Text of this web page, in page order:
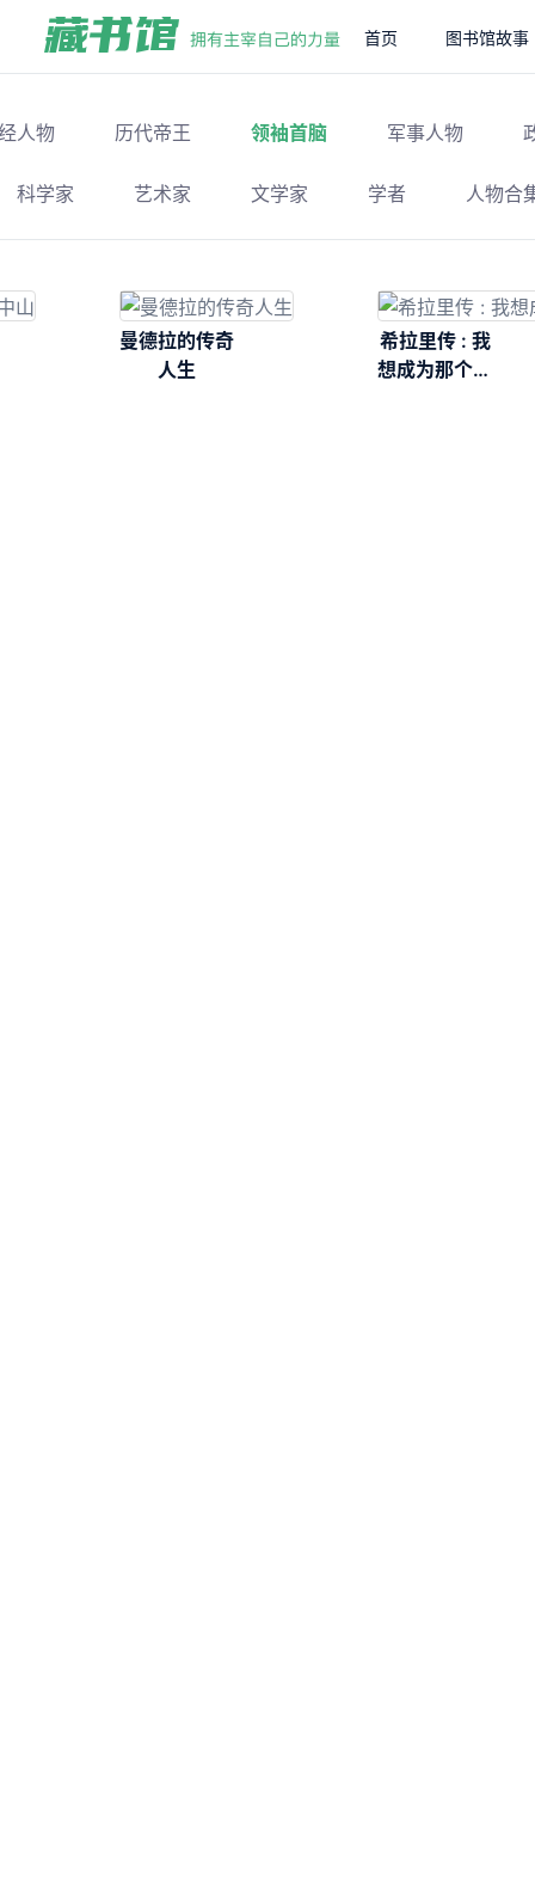
首页 图书馆故事
人物 历代帝王 领袖首脑 军事人物
科学家 艺术家 文学家 学者 人物合
曼德拉的传奇
人生
希拉里传 : 我
想成为那个冠